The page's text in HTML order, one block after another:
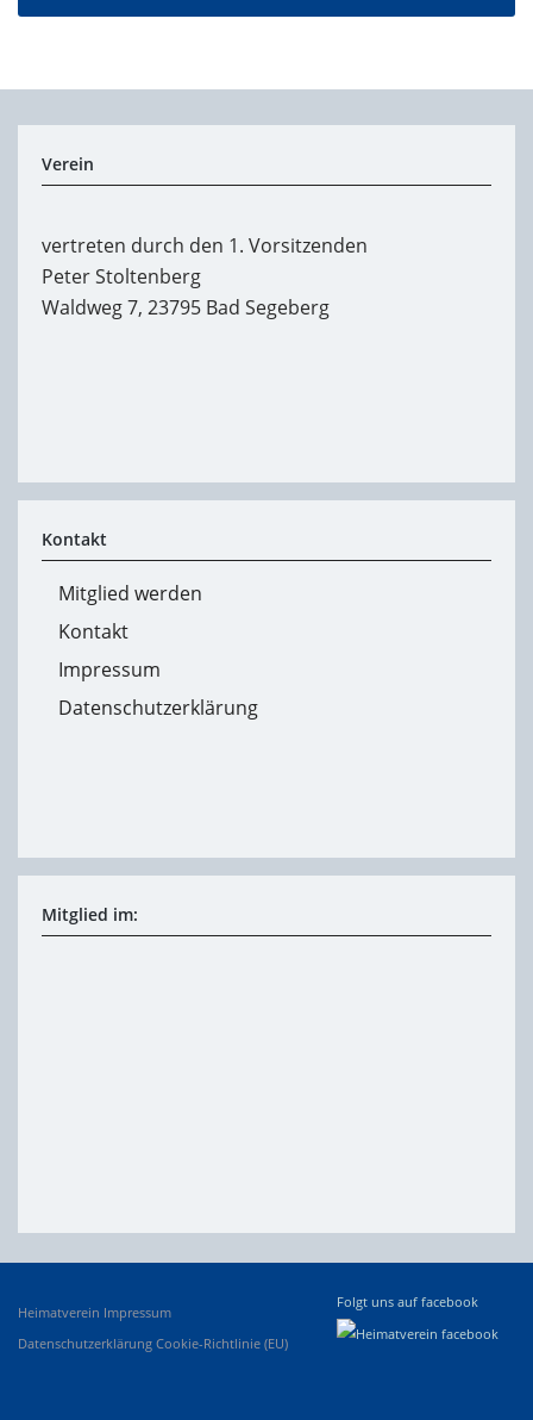
Verein
vertreten durch den 1. Vorsitzenden
Peter Stoltenberg
Waldweg 7, 23795 Bad Segeberg
Kontakt
Mitglied werden
Kontakt
Impressum
Datenschutzerklärung
Mitglied im:
Heimatverein Impressum
Datenschutzerklärung Cookie-Richtlinie (EU)
Folgt uns auf facebook